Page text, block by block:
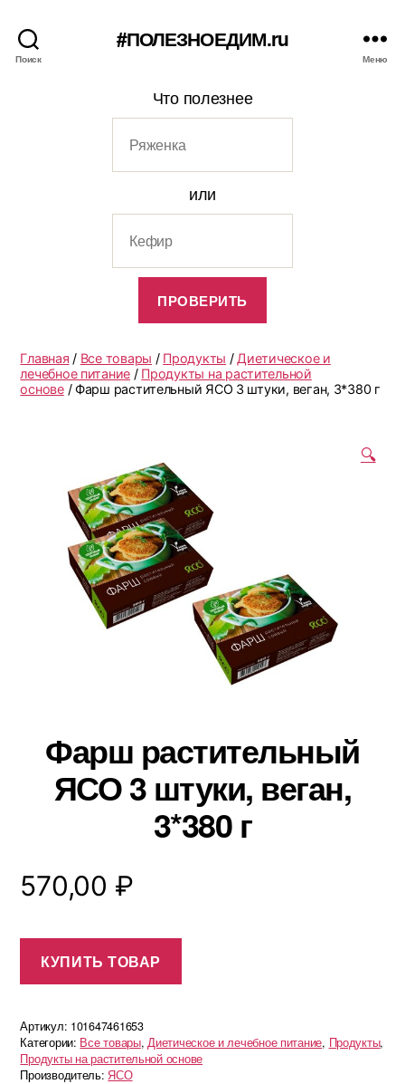
Поиск
#ПОЛЕЗНОЕДИМ.ru
Меню
Что полезнее
или
Главная / Все товары / Продукты / Диетическое и
лечебное питание / Продукты на растительной
основе/ Фарш растительный ЯСО 3 штуки, веган, 3*380 г
🔍
Фарш растительный
ЯСО 3 штуки, веган,
3*380 г
570,00 ₽
КУПИТЬ ТОВАР
Артикул: 101647461653
Категории: Все товары,Диетическое и лечебное питание, Продукты,
Продукты на растительной основе
Производитель:ЯСО